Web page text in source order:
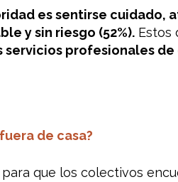
es sentirse cuidado,
y sin riesgo (52%).Estos
servicios profesionales de
de casa?
que los colectivos